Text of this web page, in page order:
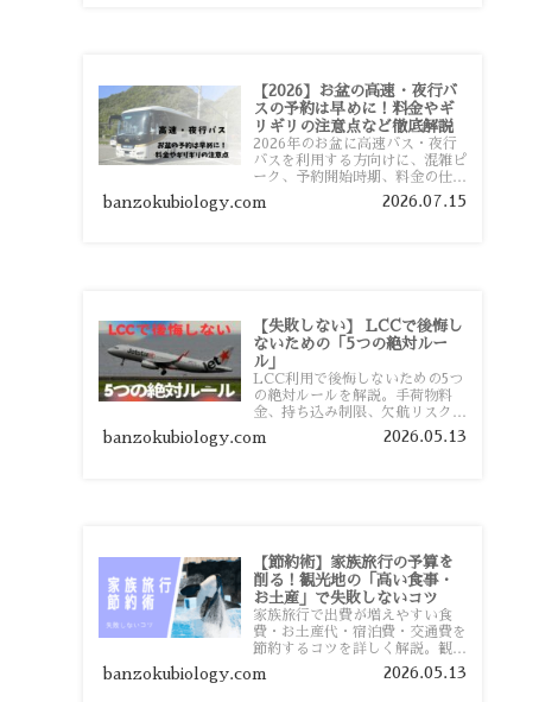
【2026】お盆の高速・夜行バ
スの予約は早めに！料金やギ
リギリの注意点など徹底解説
2026年のお盆に高速バス・夜行
バスを利用する方向けに、混雑ピ
ーク、予約開始時期、料金の仕組
み、キャンセル待ちのコツ、直前
予約の注意点まで詳しく解説しま
banzokubiology.com 2026.07.15
【失敗しない】 LCCで後悔し
ないための「5つの絶対ルー
ル」
LCC利用で後悔しないための5つ
の絶対ルールを解説。手荷物料
金、持ち込み制限、欠航リスク、
時間厳守など、格安航空会社を利
用する前に知っておきたい注意点
banzokubiology.com 2026.05.13
【節約術】家族旅行の予算を
削る！観光地の「高い食事・
お土産」で失敗しないコツ
家族旅行で出費が増えやすい食
費・お土産代・宿泊費・交通費を
節約するコツを詳しく解説。観光
地価格を避ける方法や、早割・ス
ーパー活用術、予算管理のポイン
banzokubiology.com 2026.05.13